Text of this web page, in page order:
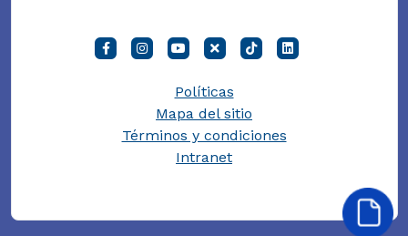
Políticas
Mapa del sitio
Términos y condiciones
Intranet